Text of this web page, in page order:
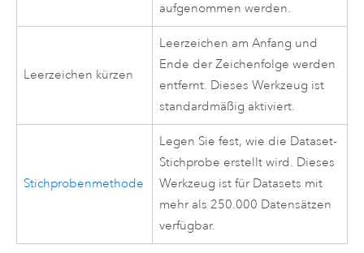
aufgenommen werden.
Leerzeichen kürzen
Leerzeichen am Anfang und
Ende der Zeichenfolge werden
entfernt. Dieses Werkzeug ist
standardmäßig aktiviert.
Stichprobenmethode
Legen Sie fest, wie die Dataset-
Stichprobe erstellt wird. Dieses
Werkzeug ist für Datasets mit
mehr als 250.000 Datensätzen
verfügbar.